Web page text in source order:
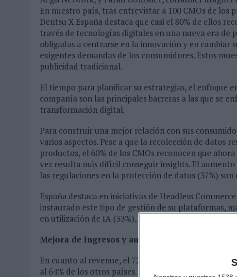
En nuestro país, tras entrevistar a 100 CMOs de los
Dentsu X España destaca que casi el 80% de ellos
través de tecnologías digitales en una nueva era de
obligadas a centrarse en la innovación y en cambiar
exigentes demandas de los consumidores. Estos
publicidad tradicional.
El tiempo para planificar su estrategias, el enfoque
compañía son las principales barreras a las que se
transformación digital.
Para construir una mejor relación con sus
varios aspectos. Pese a que la recolección de datos
productos, el 60% de los CMOs reconocen que
vez resulta más difícil conseguir insights. El
las regulaciones en la protección de datos (37%)
España destaca en iniciativas de Headless
instaurado este tipo de gestión de su plataformas,
en utilización de IA (33%), Realidad Virtual (30%), y
Mejora de ingresos y aumento de inversión en
En cuanto al revenue, el 72% declara que mejoró
al 64% de los otros países. Además, un 33%